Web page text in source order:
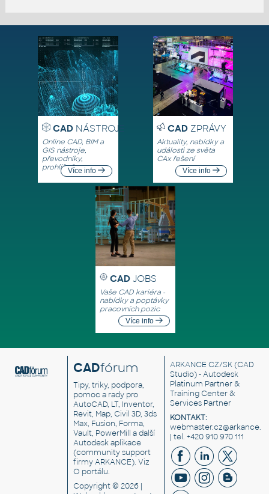
CADNÁSTROJE
Online CAD, BIM a
GIS nástroje,
převodníky,
prohlížečeVíce info
CADZPRÁVY
Aktuality, nabídky a
události ze světa
CAx řešení
Více info
CAD JOBS
Vaše CAD kariéra -
nabídky a poptávky
pracovních pozic
Více info
CADfórum
Tipy, triky, podpora,
pomoc a rady pro
AutoCAD, LT, Inventor,
Revit, Map, Civil 3D, 3ds
Max, Fusion, Forma,
Vault, PowerMill a další
Autodesk aplikace
(community support
firmy ARKANCE). Viz
O portálu.
Copyright © 2026 |
ARKANCE CZ/SK(CAD
Studio) - Autodesk
Platinum Partner &
Training Center &
Services Partner
KONTAKT:
| tel. +420 910 970 111